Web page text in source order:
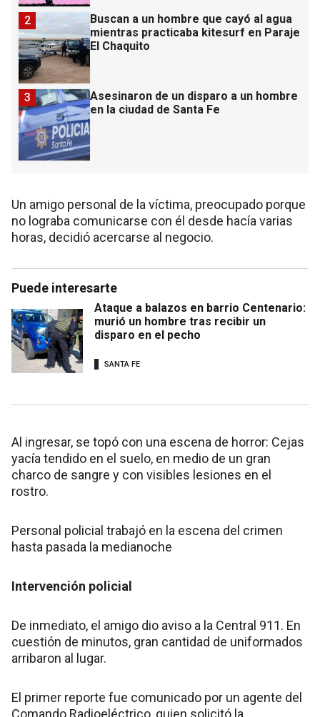
Buscan a un hombre que cayó al agua
mientras practicaba kitesurf en Paraje
El Chaquito
2
Asesinaron de un disparo a un hombre
en la ciudad de Santa Fe
3
Un amigo personal de la víctima, preocupado porque
no lograba comunicarse con él desde hacía varias
horas, decidió acercarse al negocio.
Puede interesarte
Ataque a balazos en barrio Centenario:
murió un hombre tras recibir un
disparo en el pecho
SANTA FE
Al ingresar, se topó con una escena de horror: Cejas
yacía tendido en el suelo, en medio de un gran
charco de sangre y con visibles lesiones en el
rostro.
Personal policial trabajó en la escena del crimen
hasta pasada la medianoche
Intervención policial
De inmediato, el amigo dio aviso a la Central 911. En
cuestión de minutos, gran cantidad de uniformados
arribaron al lugar.
El primer reporte fue comunicado por un agente del
Comando Radioeléctrico, quien solicitó la